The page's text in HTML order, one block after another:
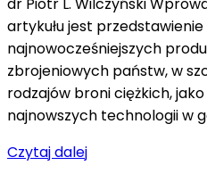
artykułu jest
najnowocześniejszych
zbrojeniowych państw, w
rodzajów broni ciężkich,
najnowszych technologii w
Czytaj dalej